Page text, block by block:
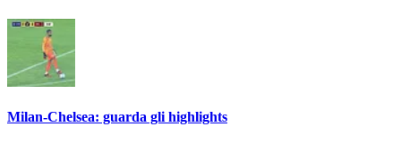
Milan-Chelsea: guarda gli highlights